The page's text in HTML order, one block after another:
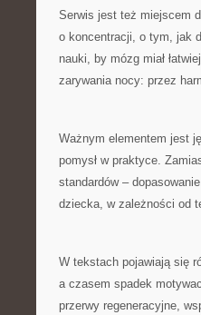
Serwis jest też miejscem
o koncentracji, o tym, jak
nauki, by mózg miał
zarywania nocy: przez
Ważnym elementem jest
pomysł w praktyce.
standardów –
dziecka, w zależności od
W tekstach pojawiają się
a czasem spadek
przerwy regeneracyjne,